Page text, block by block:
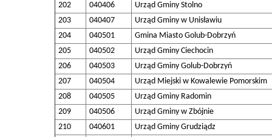
202
040406
Urząd Gminy Stolno
203
040407
Urząd Gminy w Unisławiu
204
040501
Gmina Miasto Golub-Dobrzyń
205
040502
Urząd Gminy Ciechocin
206
040503
Urząd Gminy Golub-Dobrzyń
207
040504
Urząd Miejski w Kowalewie Pomorskim
208
040505
Urząd Gminy Radomin
209
040506
Urząd Gminy w Zbójnie
210
040601
Urząd Gminy Grudziądz